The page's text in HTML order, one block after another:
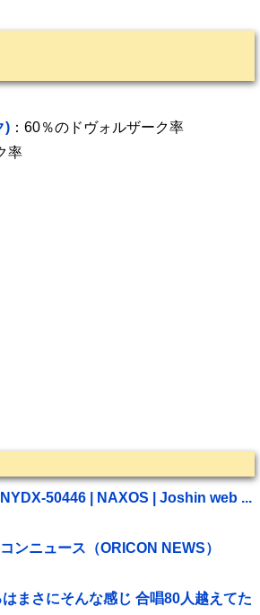
) ：60％のドヴォルザーク率
率
50446 | NAXOS | Joshin web ...
ンニュース（ORICON NEWS）
まさにそんな感じ 合唱80人越えてた